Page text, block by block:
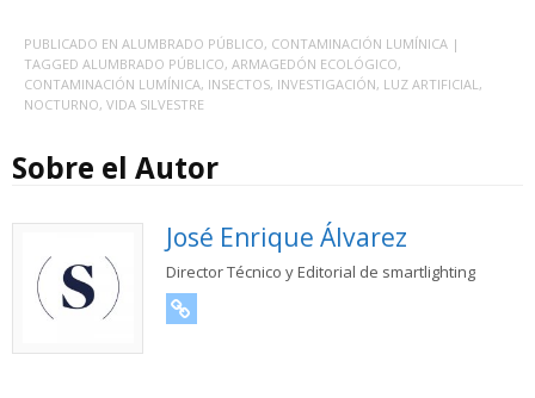
PUBLICADO EN ALUMBRADO PÚBLICO, CONTAMINACIÓN LUMÍNICA |
TAGGED ALUMBRADO PÚBLICO, ARMAGEDÓN ECOLÓGICO,
CONTAMINACIÓN LUMÍNICA, INSECTOS, INVESTIGACIÓN, LUZ ARTIFICIAL,
NOCTURNO, VIDA SILVESTRE
Sobre el Autor
José Enrique Álvarez
Director Técnico y Editorial de smartlighting